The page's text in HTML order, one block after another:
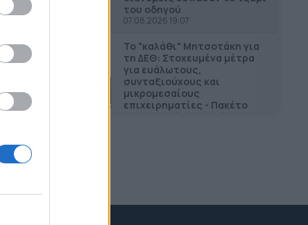
του οδηγού
07.08.2026 19:07
Το "καλάθι" Μητσοτάκη για
τη ΔΕΘ: Στοχευμένα μέτρα
για ευάλωτους,
συνταξιούχους και
μικρομεσαίους
επιχειρηματίες - Πακέτο
ενεργειακών επενδύσεων με